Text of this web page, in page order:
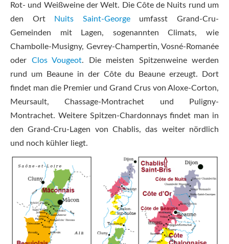
Rot- und Weißweine der Welt. Die Côte de Nuits rund um
den Ort Nuits Saint-Georgeumfasst Grand-Cru-
Gemeinden mit Lagen, sogenannten Climats, wie
Chambolle-Musigny, Gevrey-Champertin, Vosné-Romanée
oder Clos Vougeot. Die meisten Spitzenweine werden
rund um Beaune in der Côte du Beaune erzeugt. Dort
findet man die Premier und Grand Crus von Aloxe-Corton,
Meursault, Chassage-Montrachet und Puligny-
Montrachet. Weitere Spitzen-Chardonnays findet man in
den Grand-Cru-Lagen von Chablis, das weiter nördlich
und noch kühler liegt.